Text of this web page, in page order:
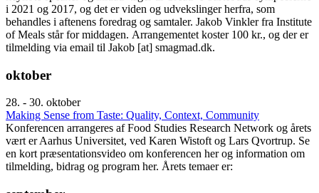
i 2021 og 2017, og det er viden og udvekslinger herfra, som
behandles i aftenens foredrag og samtaler. Jakob Vinkler fra Institute
of Meals står for middagen. Arrangementet koster 100 kr., og der er
tilmelding via email til Jakob [at] smagmad.dk.
oktober
28. - 30. oktober
Making Sense from Taste: Quality, Context, Community
Konferencen arrangeres af Food Studies Research Network og årets
vært er Aarhus Universitet, ved Karen Wistoft og Lars Qvortrup. Se
en kort præsentationsvideo om konferencen her og information om
tilmelding, bidrag og program her. Årets temaer er: